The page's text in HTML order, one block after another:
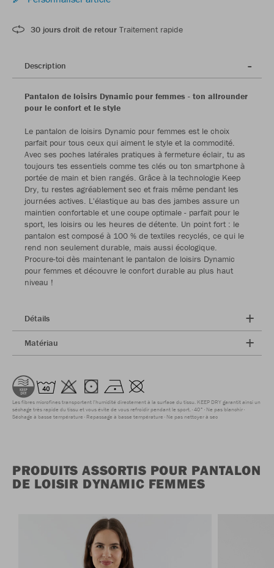
30 jours droit de retour Traitement rapide
Description
Pantalon de loisirs Dynamic pour femmes - ton allrounder
pour le confort et le style
Le pantalon de loisirs Dynamic pour femmes est le choix
parfait pour tous ceux qui aiment le style et la commodité.
Avec ses poches latérales pratiques à fermeture éclair, tu as
toujours tes essentiels comme tes clés ou ton smartphone à
portée de main et bien rangés. Grâce à la technologie Keep
Dry, tu restes agréablement sec et frais même pendant les
journées actives. L'élastique au bas des jambes assure un
maintien confortable et une coupe optimale - parfait pour le
sport, les loisirs ou les heures de détente. Un point fort : le
pantalon est composé à 100 % de textiles recyclés, ce qui le
rend non seulement durable, mais aussi écologique.
Procure-toi dès maintenant le pantalon de loisirs Dynamic
pour femmes et découvre le confort durable au plus haut
niveau !
Détails
Matériau
Les fibres microfines transportent l'humidité directement à la surface du tissu. KEEP DRY garantit ainsi un
séchage très rapide du tissu et vous évite de vous refroidir pendant le sport. 40° Ne pas blanchir
Séchage à basse température Repassage à basse température Ne pas nettoyer à sec
PRODUITS ASSORTIS POUR PANTALON
DE LOISIR DYNAMIC FEMMES